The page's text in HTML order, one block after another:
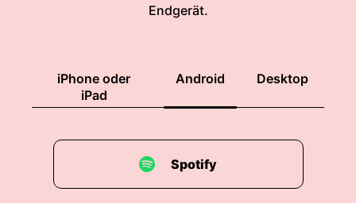
Endgerät.
iPhone oder
iPad
Android Desktop
Spotify